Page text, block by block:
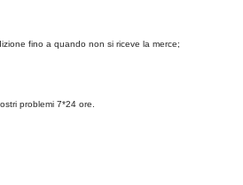
fino a quando non si riceve la merce;
problemi 7*24 ore.